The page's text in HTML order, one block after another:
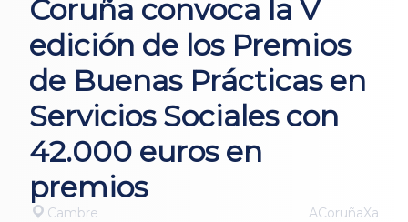
Coruña convoca la V
edición de los Premios
de Buenas Prácticas en
Servicios Sociales con
42.000 euros en
premios
Cambre ACoruñaXa